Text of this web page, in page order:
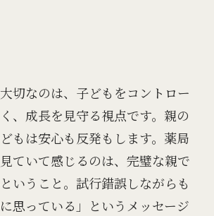
切なのは、子どもをコントロー
、成長を見守る視点です。親の
もは安心も反発もします。薬局
ていて感じるのは、完璧な親で
いうこと。試行錯誤しながらも
に思っている」というメッセージ